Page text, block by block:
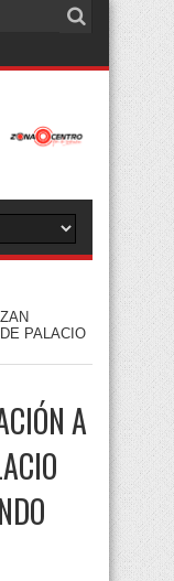
PALACIO
A